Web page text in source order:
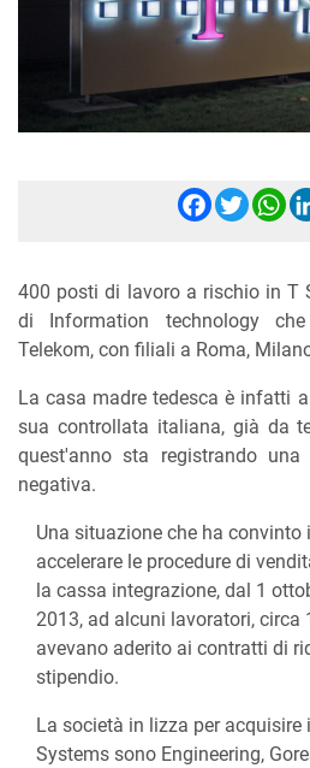
400 posti di lavoro a rischio in T
di Information technology
Telekom, con filiali a Roma,
La casa madre tedesca è infatti
sua controllata italiana, già da
quest'anno sta registrando una
negativa.
Una situazione che ha convinto
accelerare le procedure di
la cassa integrazione, dal 1
2013, ad alcuni lavoratori, circa
avevano aderito ai contratti di
stipendio.
La società in lizza per
Systems sono Engineering,